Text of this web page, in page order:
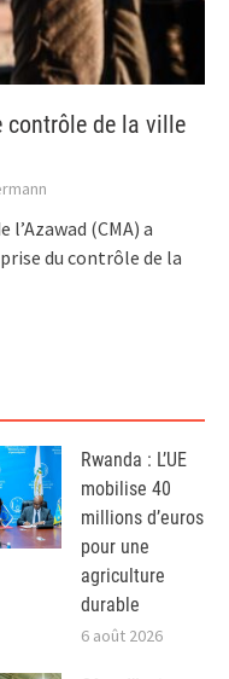
contrôle de la ville
(CMA) a
du contrôle de la
Rwanda : L’UE
mobilise 40
millions d’euros
pour une
agriculture
durable
6 août 2026